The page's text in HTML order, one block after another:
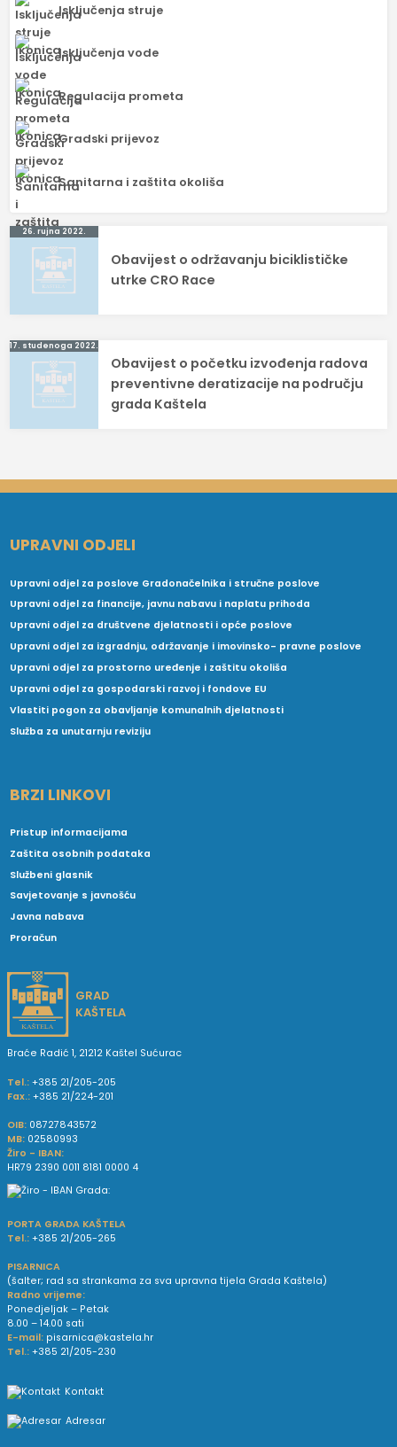
Isključenja struje
Isključenja vode
Regulacija prometa
Gradski prijevoz
Sanitarna i zaštita okoliša
Navigacija
objava
26. rujna 2022.
Obavijest o održavanju biciklističke
utrke CRO Race
17. studenoga 2022.
Obavijest o početku izvođenja radova
preventivne deratizacije na području
grada Kaštela
UPRAVNI ODJELI
Upravni odjel za poslove Gradonačelnika i stručne poslove
Upravni odjel za financije, javnu nabavu i naplatu prihoda
Upravni odjel za društvene djelatnosti i opće poslove
Upravni odjel za izgradnju, održavanje i imovinsko- pravne poslove
Upravni odjel za prostorno uređenje i zaštitu okoliša
Upravni odjel za gospodarski razvoj i fondove EU
Vlastiti pogon za obavljanje komunalnih djelatnosti
Služba za unutarnju reviziju
BRZI LINKOVI
Pristup informacijama
Zaštita osobnih podataka
Službeni glasnik
Savjetovanje s javnošću
Javna nabava
Proračun
GRAD
KAŠTELA
Braće Radić 1, 21212 Kaštel Sućurac
Tel.: +385 21/205-205
Fax.: +385 21/224-201
OIB: 08727843572
MB: 02580993
Žiro - IBAN:
HR79 2390 0011 8181 0000 4
PORTA GRADA KAŠTELA
Tel.: +385 21/205-265
PISARNICA
(šalter; rad sa strankama za sva upravna tijela Grada Kaštela)
Radno vrijeme:
Ponedjeljak – Petak
8.00 – 14.00 sati
E-mail: pisarnica@kastela.hr
Tel.: +385 21/205-230
Kontakt
Adresar